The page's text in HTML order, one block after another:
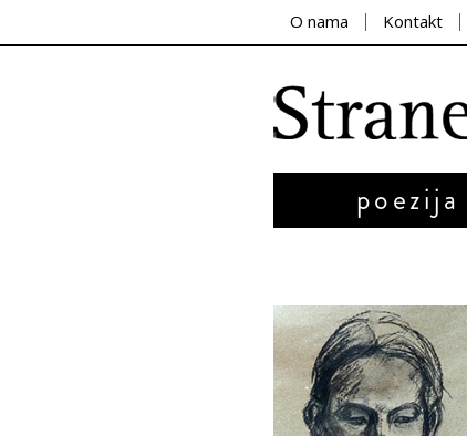
O nama Kontakt
poezija